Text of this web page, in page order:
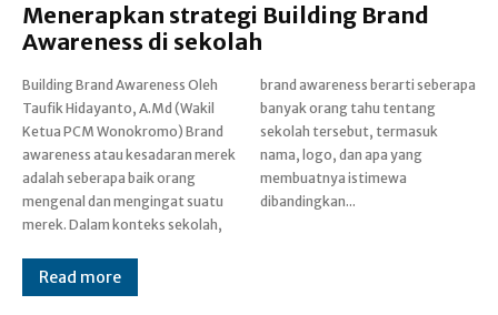
Menerapkan strategi Building Brand
Awareness di sekolah
Building Brand Awareness Oleh
Taufik Hidayanto, A.Md (Wakil
Ketua PCM Wonokromo) Brand
awareness atau kesadaran merek
adalah seberapa baik orang
mengenal dan mengingat suatu
merek. Dalam konteks sekolah,
brand awareness berarti seberapa
banyak orang tahu tentang
sekolah tersebut, termasuk
nama, logo, dan apa yang
membuatnya istimewa
dibandingkan...
Read more